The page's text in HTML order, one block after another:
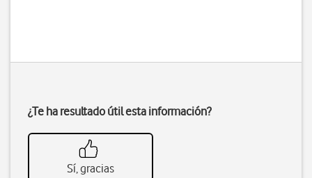
¿Te ha resultado útil esta información?
Sí, gracias